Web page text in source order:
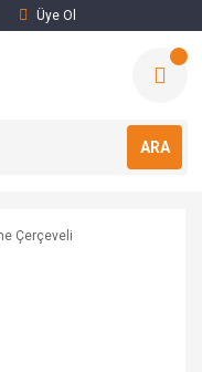
Üye Ol
ARA